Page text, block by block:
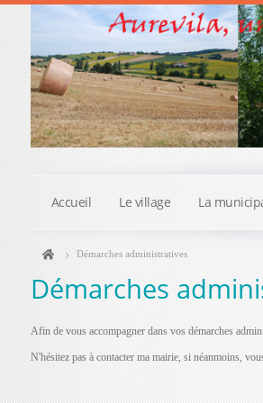
Accueil Le village La
Démarches administratives
Démarches
Afin de vous accompagner dans vos démarches
N'hésitez pas à contacter ma mairie, si néanmoins,